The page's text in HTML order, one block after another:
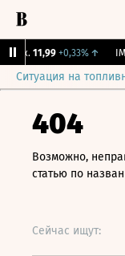
11,99 +0,33%↑
Ситуация на
404
Возможно,
статью по
Сейчас ищут: